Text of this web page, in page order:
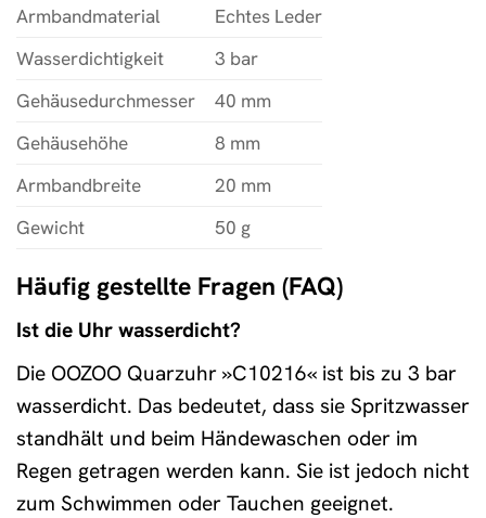
Armbandmaterial
Echtes Leder
Wasserdichtigkeit
3 bar
Gehäusedurchmesser
40 mm
Gehäusehöhe
8 mm
Armbandbreite
20 mm
Gewicht
50 g
Häufig gestellte Fragen (FAQ)
Ist die Uhr wasserdicht?
Die OOZOO Quarzuhr »C10216« ist bis zu 3 bar
wasserdicht. Das bedeutet, dass sie Spritzwasser
standhält und beim Händewaschen oder im
Regen getragen werden kann. Sie ist jedoch nicht
zum Schwimmen oder Tauchen geeignet.